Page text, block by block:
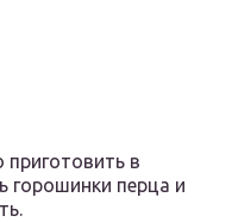
в
горошинки перца и